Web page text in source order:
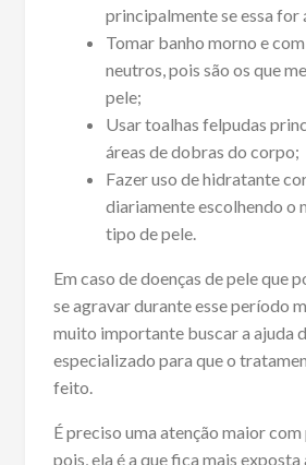
principalmente se essa for
Tomar banho morno e
neutros, pois são os que
pele;
Usar toalhas felpudas
áreas de dobras do corpo;
Fazer uso de hidratante
diariamente escolhendo o
tipo de pele.
Em caso de doenças de pele que
se agravar durante esse período
muito importante buscar a ajuda
especializado para que o
feito.
É preciso uma atenção maior
pois, ela é a que fica mais exposta